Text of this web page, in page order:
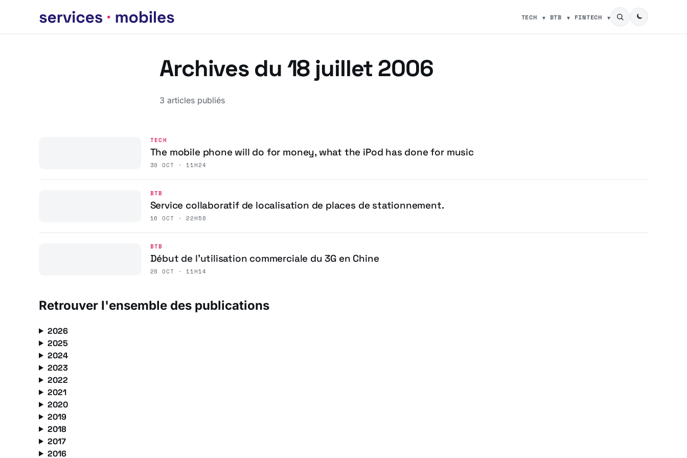
TECH BTB FINTECH
Archives du 18 juillet 2006
3 articles publiés
TECH
The mobile phone will do for money, what the iPod has done for music
30 OCT · 11H24
BTB
Service collaboratif de localisation de places de stationnement.
16 OCT · 22H58
BTB
Début de l’utilisation commerciale du 3G en Chine
28 OCT · 11H14
Retrouver l'ensemble des publications
2026
2025
2024
2023
2022
2021
2020
2019
2018
2017
2016